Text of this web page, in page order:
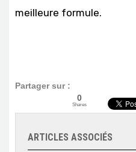
meilleure formule.
Partager sur :
0
Shares
ARTICLES ASSOCIÉS